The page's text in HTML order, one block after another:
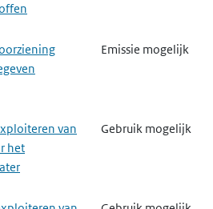
Emissie mogelijk
van
het
Gebruik mogelijk